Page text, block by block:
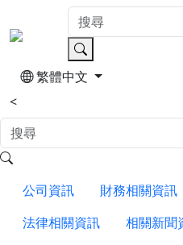
繁體中文
<
公司資訊 財務相關資訊
法律相關資訊
相關新聞